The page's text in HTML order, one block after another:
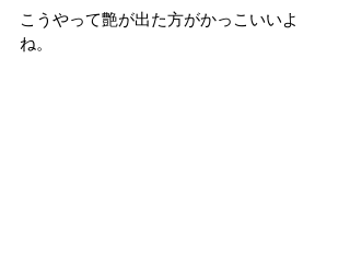
こうやって艶が出た方がかっこいいよ
ね。